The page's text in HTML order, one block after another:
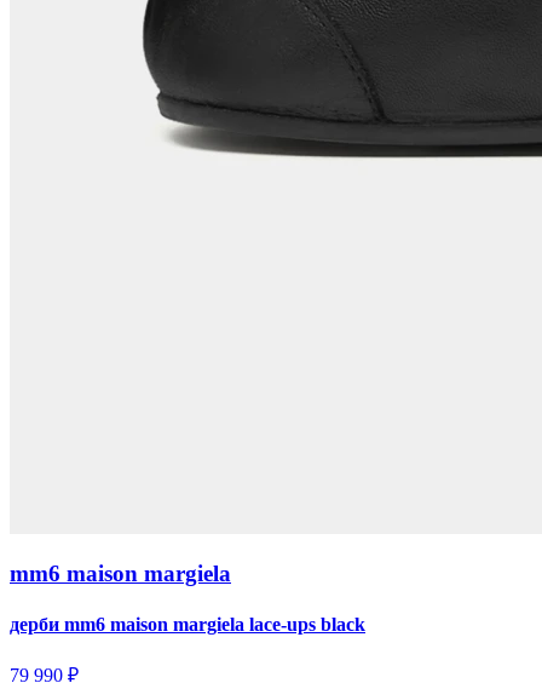
mm6 maison margiela
дерби mm6 maison margiela lace-ups black
79 990 ₽